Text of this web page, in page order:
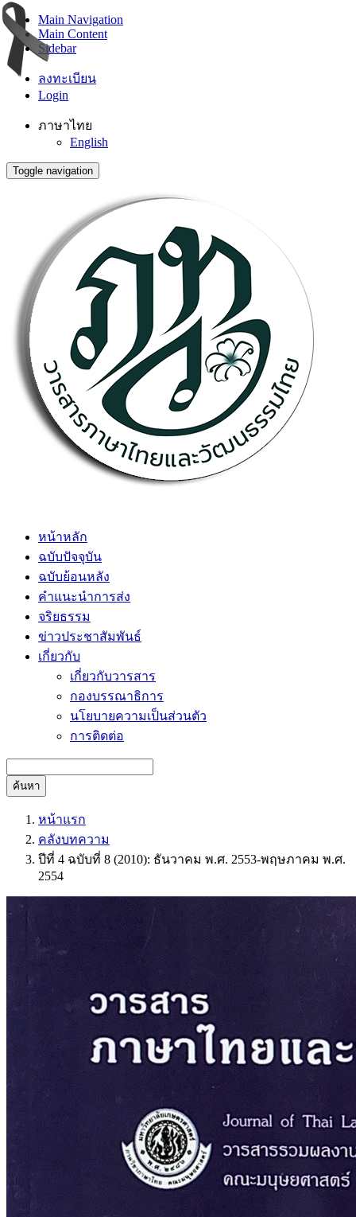
Main Navigation
Main Content
Sidebar
ลงทะเบียน
Login
ภาษาไทย
English
Toggle navigation
หน้าหลัก
ฉบับปัจจุบัน
ฉบับย้อนหลัง
คำแนะนำการส่ง
จริยธรรม
ข่าวประชาสัมพันธ์
เกี่ยวกับ
เกี่ยวกับวารสาร
กองบรรณาธิการ
นโยบายความเป็นส่วนตัว
การติดต่อ
ค้นหา
หน้าแรก
คลังบทความ
ปีที่ 4 ฉบับที่ 8 (2010): ธันวาคม พ.ศ. 2553-พฤษภาคม พ.ศ.
2554